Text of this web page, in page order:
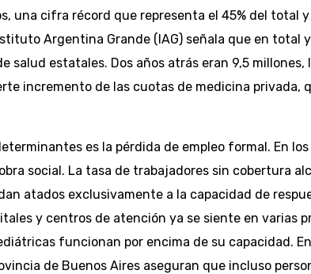
una cifra récord que representa el 45% del
Argentina Grande (IAG) señala que en total
salud estatales. Dos años atrás eran 9,5
incremento de las cuotas de medicina
es la pérdida de empleo formal. En
social. La tasa de trabajadores sin cobertura
atados exclusivamente a la capacidad de
y centros de atención ya se siente en varias
funcionan por encima de su capacidad.
de Buenos Aires aseguran que incluso